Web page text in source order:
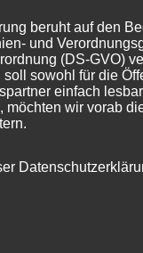
um ein
Feuerwerk vier
kurzfristiger, aber
verbunden sein).
machen.
Man braucht
Effekte auch
etwas
beruht auf den
und
(DS-GVO)
sowohl für die
einfach
möchten wir vorab